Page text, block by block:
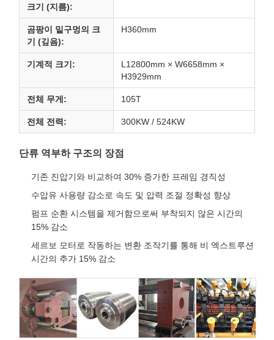
크기 (지름):
곰팡이 밑구멍의 크
기 (깊음):
H360mm
기계적 크기:
L12800mm × W6658mm ×
H3929mm
전체 무게: 105T
전체 전력: 300KW / 524KW
단류 역부하 구조의 장점
기존 진압기와 비교하여 30% 증가한 프레임 경직성
수압유 사용량 감소로 속도 및 압력 조절 정확성 향상
펌프 순환 시스템을 제거함으로써 부착되지 않은 시간의
15% 감소
세르보 모터로 작동하는 변환 조작기를 통해 비 엑스트루션
시간의 추가 15% 감소